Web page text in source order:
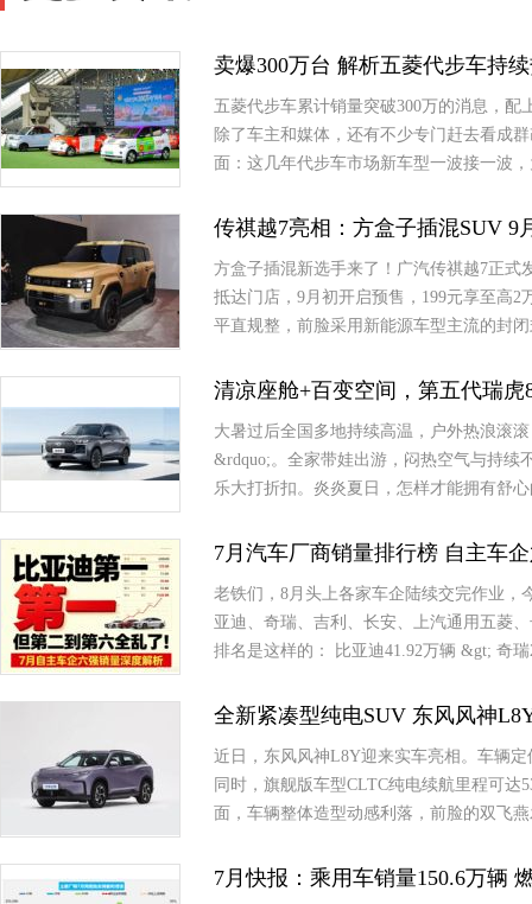
卖爆300万台 解析五菱代步车持
五菱代步车累计销量突破300万的消息，
除了车主和媒体，还有不少专门赶去看成
面：这几年代步车市场新车型一波接一波
传祺越7亮相：方盒子插混SUV 9
方盒子插混新选手来了！广汽传祺越7正式
抵达门店，9月初开启预售，199元享至高
平直规整，前脸采用新能源车型主流的封
清凉座舱+百变空间，第五代瑞
大暑过后全国多地持续高温，户外热浪滚
&rdquo;。全家带娃出游，闷热空气与持续
乐大打折扣。炎炎夏日，怎样才能拥有舒
7月汽车厂商销量排行榜 自主车
老铁们，8月头上各家车企陆续交完作业，
亚迪、奇瑞、吉利、长安、上汽通用五菱
排名是这样的： 比亚迪41.92万辆 &gt; 奇
全新紧凑型纯电SUV 东风风神
近日，东风风神L8Y迎来实车亮相。车辆
同时，旗舰版车型CLTC纯电续航里程可
面，车辆整体造型动感利落，前脸的双飞
7月快报：乘用车销量150.6万辆